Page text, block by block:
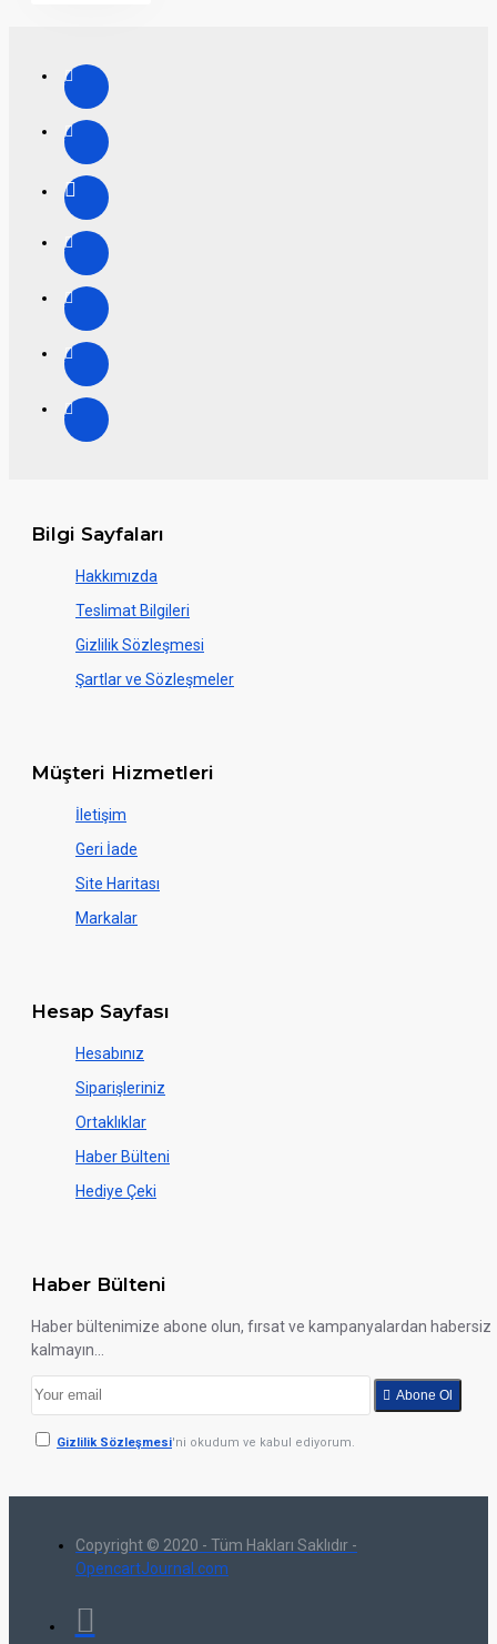
Bilgi Sayfaları
Hakkımızda
Teslimat Bilgileri
Gizlilik Sözleşmesi
Şartlar ve Sözleşmeler
Müşteri Hizmetleri
İletişim
Geri İade
Site Haritası
Markalar
Hesap Sayfası
Hesabınız
Siparişleriniz
Ortaklıklar
Haber Bülteni
Hediye Çeki
Haber Bülteni
Haber bültenimize abone olun, fırsat ve kampanyalardan habersiz
kalmayın...
Abone Ol
Gizlilik Sözleşmesi'ni okudum ve kabul ediyorum.
Copyright © 2020 - Tüm Hakları Saklıdır -
OpencartJournal.com